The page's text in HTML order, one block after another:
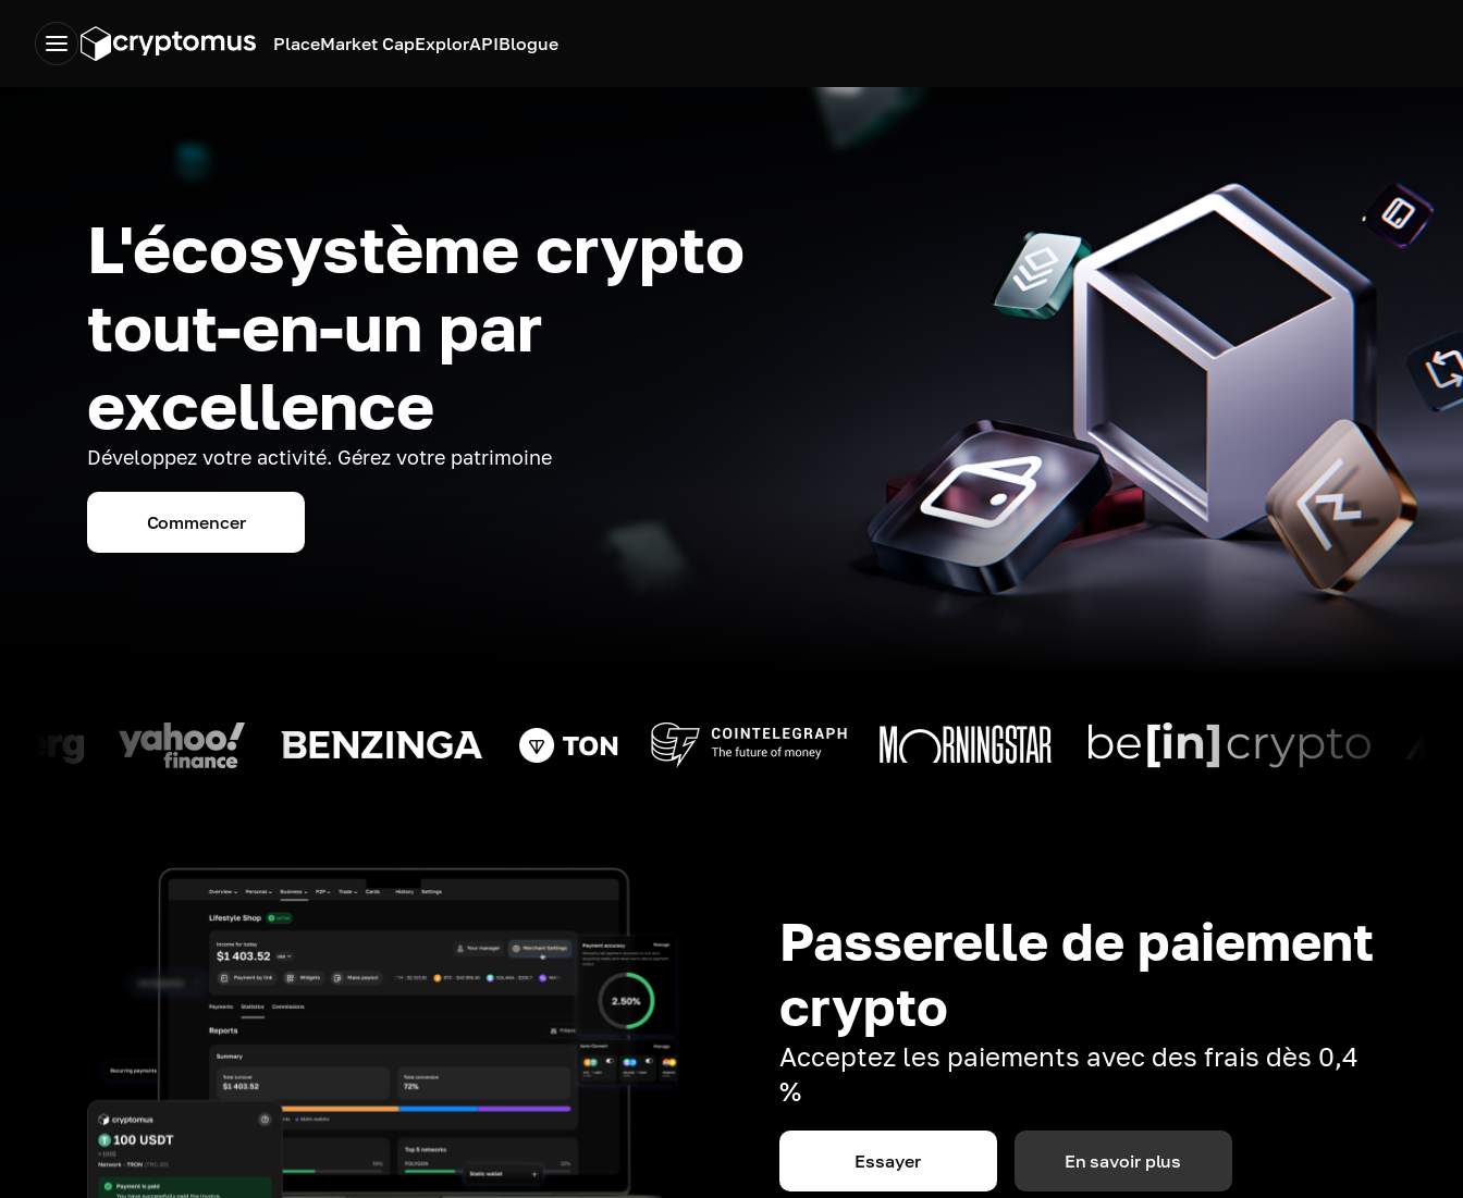
PlaceMarket CapExplorAPIBlogue
L'écosystème crypto
tout-en-un par
excellence
Développez votre activité. Gérez votre patrimoine
Commencer
Passerelle de paiement
crypto
Acceptez les paiements avec des frais dès 0,4
%
Essayer En savoir plus